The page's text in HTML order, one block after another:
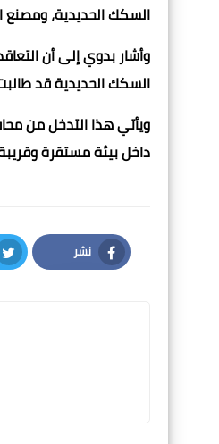
السكك الحديدية، ومصنع
وأشار بدوي إلى أن
السكك الحديدية قد
ويأتي هذا التدخل من
داخل بيئة مستقرة
نشر
Facebook